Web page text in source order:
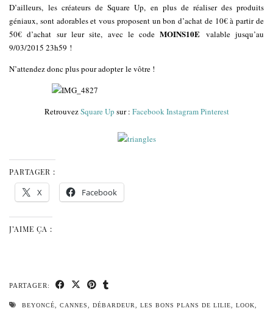
D’ailleurs, les créateurs de Square Up, en plus de réaliser des produits
géniaux, sont adorables et vous proposent un bon d’achat de 10€ à partir de
50€ d’achat sur leur site, avec le codeMOINS10E valable jusqu’au
9/03/2015 23h59 !
N’attendez donc plus pour adopter le vôtre !
RetrouvezSquare Up sur : FacebookInstagramPinterest
PARTAGER :
X Facebook
J’AIME ÇA :
PARTAGER:
BEYONCÉ CANNES DÉBARDEUR LES BONS PLANS DE LILIE LOOK